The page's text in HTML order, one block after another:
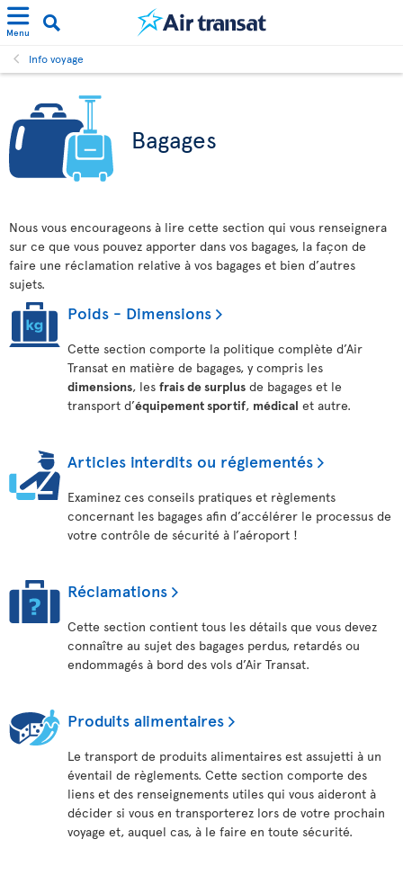
Menu
Info voyage
Bagages
Nous vous encourageons à lire cette section qui vous renseignera
sur ce que vous pouvez apporter dans vos bagages, la façon de
faire une réclamation relative à vos bagages et bien d’autres
sujets.
Poids - Dimensions
Cette section comporte la politique complète d’Air
Transat en matière de bagages, y compris les
dimensions, les frais de surplus de bagages et le
transport d’équipement sportif, médical et autre.
Articles interdits ou réglementés
Examinez ces conseils pratiques et règlements
concernant les bagages afin d’accélérer le processus de
votre contrôle de sécurité à l’aéroport !
Réclamations
Cette section contient tous les détails que vous devez
connaître au sujet des bagages perdus, retardés ou
endommagés à bord des vols d’Air Transat.
Produits alimentaires
Le transport de produits alimentaires est assujetti à un
éventail de règlements. Cette section comporte des
liens et des renseignements utiles qui vous aideront à
décider si vous en transporterez lors de votre prochain
voyage et, auquel cas, à le faire en toute sécurité.